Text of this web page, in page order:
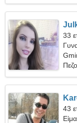
33
43